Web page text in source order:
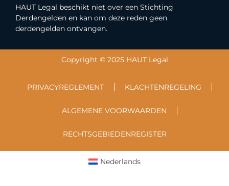
HAUT Legal beschikt niet over een Stichting
Derdengelden en kan om deze reden geen
derdengelden ontvangen.
Copyright © 2025 HAUT Legal
PRIVACYREGLEMENT KLACHTENREGELING
ALGEMENE VOORWAARDEN
RECHTSGEBIEDENREGISTER
Nederlands